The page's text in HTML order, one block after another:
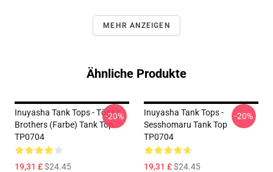
MEHR ANZEIGEN
Ähnliche Produkte
Inuyasha Tank Tops - Tōga's
Brothers (Farbe) Tank Top
TP0704
19,31 £$24.45
-20%
Inuyasha Tank Tops -
Sesshomaru Tank Top
TP0704
19,31 £$24.45
-20%